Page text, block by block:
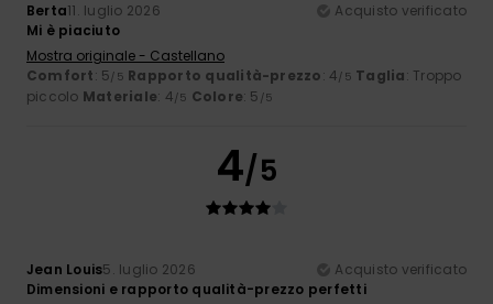
Berta11. luglio 2026
Acquisto verificato
Mi è piaciuto
Mostra originale - Castellano
Comfort: 5/5 Rapporto qualità-prezzo: 4/5 Taglia: Troppo
piccolo Materiale: 4/5 Colore: 5 /5
4/5
Jean Louis5. luglio 2026
Acquisto verificato
Dimensioni e rapporto qualità-prezzo perfetti